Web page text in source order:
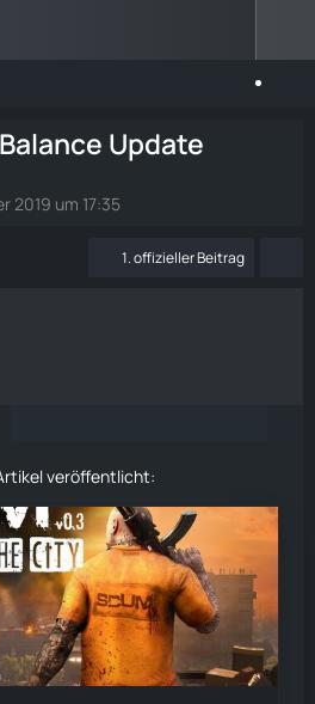
Update
2019 um 17:35
1. offizieller Beitrag
veröffentlicht: